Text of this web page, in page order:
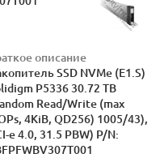
описание
SSD NVMe (E1.S)
P5336 30.72 TB
Read/Write (max
4KiB, QD256) 1005/43),
e 4.0, 31.5 PBW) P/N: